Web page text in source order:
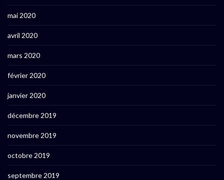
mai 2020
avril 2020
mars 2020
février 2020
janvier 2020
décembre 2019
novembre 2019
octobre 2019
septembre 2019